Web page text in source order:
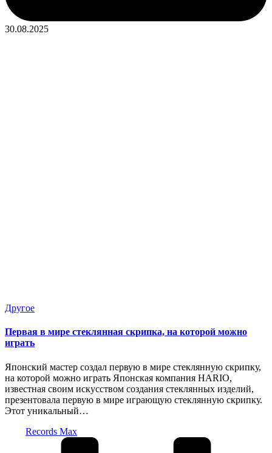
30.08.2025
Опубликовано
Другое
Первая в мире стеклянная скрипка, на которой можно
играть
Японский мастер создал первую в мире стеклянную скрипку,
на которой можно играть Японская компания HARIO,
известная своим искусством создания стеклянных изделий,
презентовала первую в мире играющую стеклянную скрипку.
Этот уникальный…
Records Max